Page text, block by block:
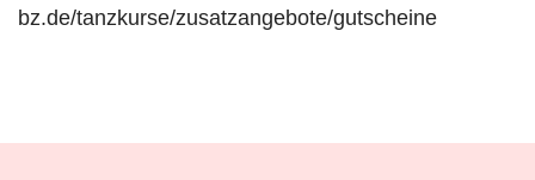
bz.de/tanzkurse/zusatzangebote/gutscheine